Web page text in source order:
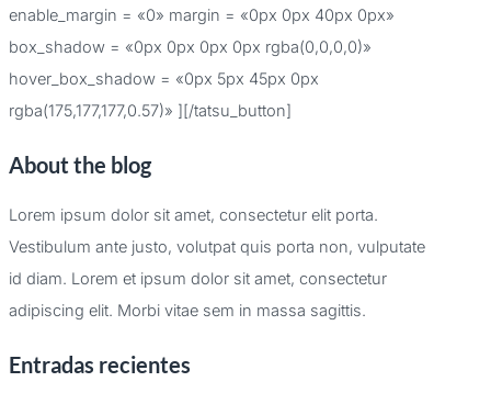
enable_margin = «0» margin = «0px 0px 40px 0px»
box_shadow = «0px 0px 0px 0px rgba(0,0,0,0)»
hover_box_shadow = «0px 5px 45px 0px
rgba(175,177,177,0.57)» ][/tatsu_button]
About the blog
Lorem ipsum dolor sit amet, consectetur elit porta.
Vestibulum ante justo, volutpat quis porta non, vulputate
id diam. Lorem et ipsum dolor sit amet, consectetur
adipiscing elit. Morbi vitae sem in massa sagittis.
Entradas recientes